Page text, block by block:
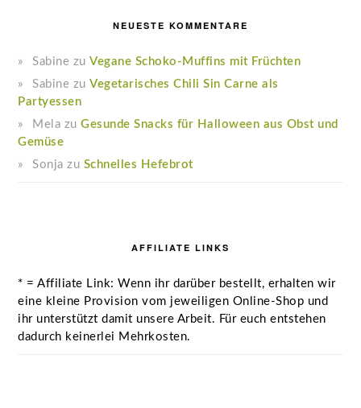
NEUESTE KOMMENTARE
Sabine zuVegane Schoko-Muffins mit Früchten
Sabine zuVegetarisches Chili Sin Carne als
Partyessen
Mela zuGesunde Snacks für Halloween aus Obst und
Gemüse
Sonja zu Schnelles Hefebrot
AFFILIATE LINKS
* = Affiliate Link: Wenn ihr darüber bestellt, erhalten wir
eine kleine Provision vom jeweiligen Online-Shop und
ihr unterstützt damit unsere Arbeit. Für euch entstehen
dadurch keinerlei Mehrkosten.